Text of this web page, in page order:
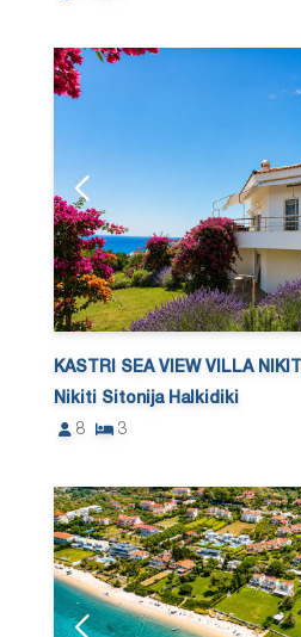
KASTRI SEA VIEW VILLA NIKITI
Nikiti Sitonija Halkidiki
8
3